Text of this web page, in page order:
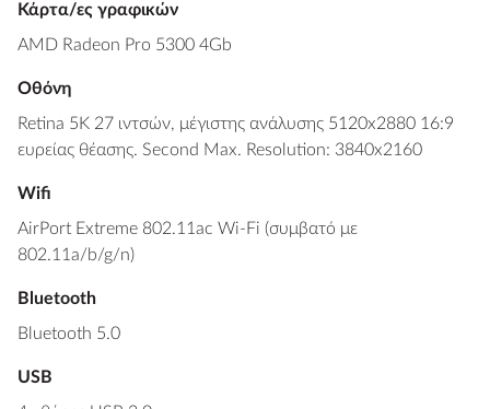
Κάρτα/ες γραφικών
AMD Radeon Pro 5300 4Gb
Οθόνη
Retina 5K 27 ιντσών, μέγιστης ανάλυσης 5120x2880 16:9
ευρείας θέασης. Second Max. Resolution: 3840x2160
Wifi
AirPort Extreme 802.11ac Wi-Fi (συμβατό με
802.11a/b/g/n)
Bluetooth
Bluetooth 5.0
USB